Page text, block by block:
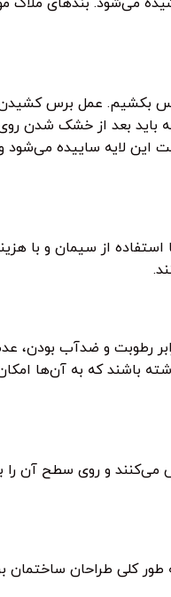
می‌شود. بندهای ملاک
بکشیم. عمل برس کشیدن
باید بعد از خشک شدن روی
این لایه ساییده می‌شود
استفاده از سیمان و با
رطوبت و ضدآب بودن،
باشند که به آن‌ها
می‌کنند و روی سطح آن
کلی طراحان ساختمان